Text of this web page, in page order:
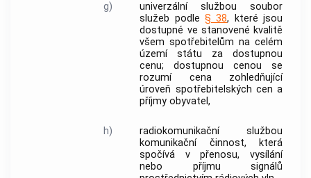
g)
univerzální službou soubor
služeb podle§ 38, které jsou
dostupné ve stanovené kvalitě
všemspotřebitelům na celém
území státu za dostupnou
cenu;dostupnou cenou se
rozumí cena zohledňující
úroveň spotřebitelských cen a
příjmy obyvatel,
h)
radiokomunikační službou
komunikační činnost, která
spočívá v přenosu, vysílání
nebo příjmu signálů